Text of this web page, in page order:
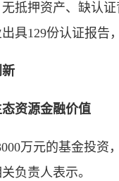
抵押资产、缺认
具129份认证报告
资源金融价值
万元的基金投资，
负责人表示。